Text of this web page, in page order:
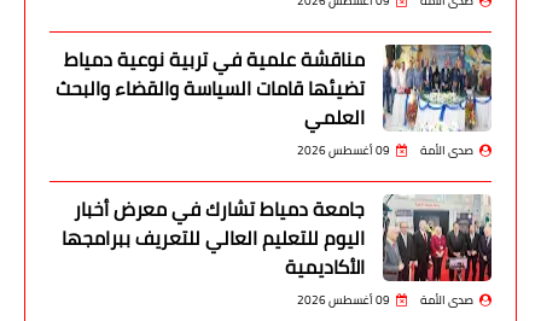
مناقشة علمية في تربية نوعية دمياط
تضيئها قامات السياسة والقضاء والبحث
العلمي
صدى الأمة 09 أغسطس 2026
جامعة دمياط تشارك في معرض أخبار
اليوم للتعليم العالي للتعريف ببرامجها
الأكاديمية
صدى الأمة 09 أغسطس 2026